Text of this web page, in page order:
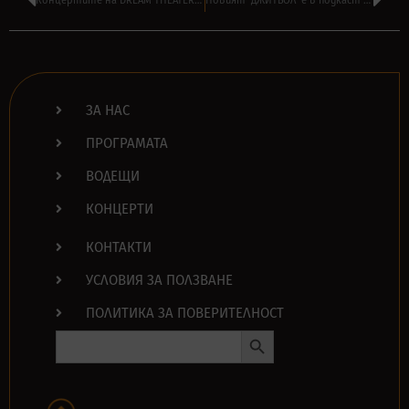
ЗА НАС
ПРОГРАМАТА
ВОДЕЩИ
КОНЦЕРТИ
КОНТАКТИ
УСЛОВИЯ ЗА ПОЛЗВАНЕ
ПОЛИТИКА ЗА ПОВЕРИТЕЛНОСТ
Search Button